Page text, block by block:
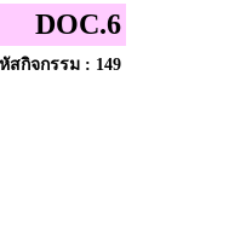
DOC.6
สกิจกรรม : 149